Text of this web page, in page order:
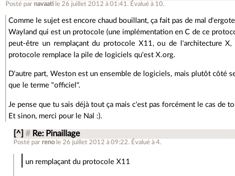
Posté par navaati le 26 juillet 2012 à 01:41 . Évalué à 10.
Comme le sujet est encore chaud bouillant, ça fait pas de mal
Wayland qui est un protocole (une implémentation en C de ce
peut-être un remplaçant du protocole X11, ou de l'architecture
protocole remplace la pile de logiciels qu'est X.org.
D'autre part, Weston est un ensemble de logiciels, mais plutôt côté
que le terme "officiel".
Je pense que tu sais déjà tout ça mais c'est pas forcément le cas de
Et sinon, merci pour le Nal :).
[^] # Re: Pinaillage
Posté par reno le 26 juillet 2012 à 09:22. Évalué à4.
un remplaçant du protocole X11